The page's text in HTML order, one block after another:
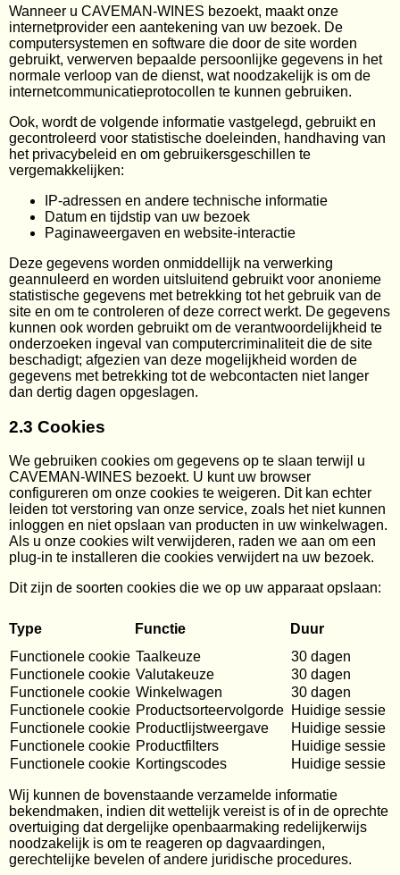
Wanneer u CAVEMAN-WINES bezoekt, maakt onze
internetprovider een aantekening van uw bezoek. De
computersystemen en software die door de site worden
gebruikt, verwerven bepaalde persoonlijke gegevens in het
normale verloop van de dienst, wat noodzakelijk is om de
internetcommunicatieprotocollen te kunnen gebruiken.
Ook, wordt de volgende informatie vastgelegd, gebruikt en
gecontroleerd voor statistische doeleinden, handhaving van
het privacybeleid en om gebruikersgeschillen te
vergemakkelijken:
IP-adressen en andere technische informatie
Datum en tijdstip van uw bezoek
Paginaweergaven en website-interactie
Deze gegevens worden onmiddellijk na verwerking
geannuleerd en worden uitsluitend gebruikt voor anonieme
statistische gegevens met betrekking tot het gebruik van de
site en om te controleren of deze correct werkt. De gegevens
kunnen ook worden gebruikt om de verantwoordelijkheid te
onderzoeken ingeval van computercriminaliteit die de site
beschadigt; afgezien van deze mogelijkheid worden de
gegevens met betrekking tot de webcontacten niet langer
dan dertig dagen opgeslagen.
2.3 Cookies
We gebruiken cookies om gegevens op te slaan terwijl u
CAVEMAN-WINES bezoekt. U kunt uw browser
configureren om onze cookies te weigeren. Dit kan echter
leiden tot verstoring van onze service, zoals het niet kunnen
inloggen en niet opslaan van producten in uw winkelwagen.
Als u onze cookies wilt verwijderen, raden we aan om een
plug-in te installeren die cookies verwijdert na uw bezoek.
Dit zijn de soorten cookies die we op uw apparaat opslaan:
Type Functie
Duur
Functionele cookie Taalkeuze
30 dagen
Functionele cookie Valutakeuze
30 dagen
Functionele cookie Winkelwagen
30 dagen
Functionele cookie Productsorteervolgorde Huidige sessie
Functionele cookie Productlijstweergave
Huidige sessie
Functionele cookie Productfilters
Huidige sessie
Functionele cookie Kortingscodes Huidige sessie
Wij kunnen de bovenstaande verzamelde informatie
bekendmaken, indien dit wettelijk vereist is of in de oprechte
overtuiging dat dergelijke openbaarmaking redelijkerwijs
noodzakelijk is om te reageren op dagvaardingen,
gerechtelijke bevelen of andere juridische procedures.